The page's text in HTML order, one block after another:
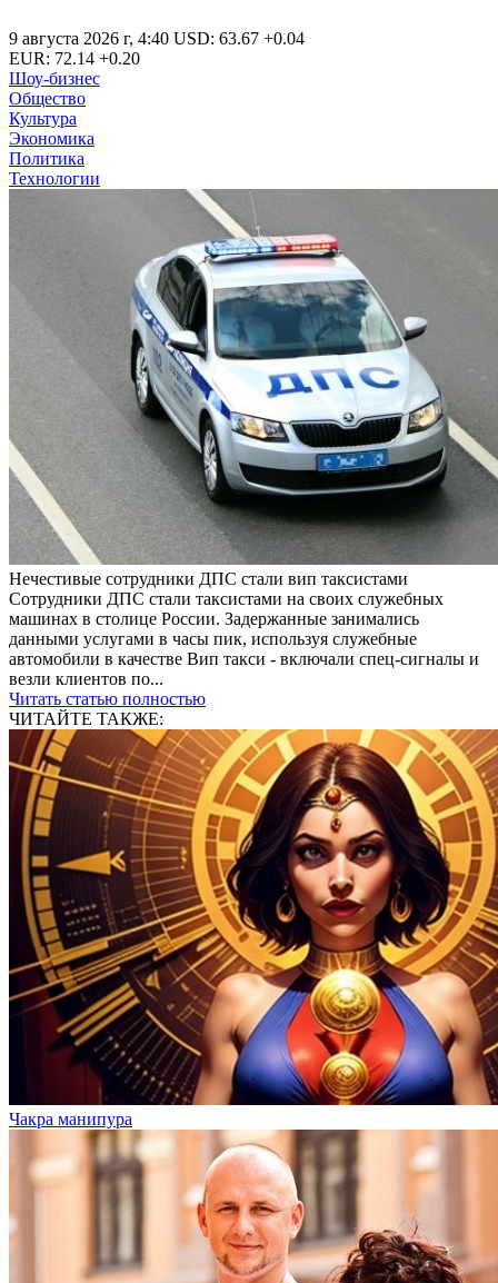
9 августа 2026 г, 4:40 USD: 63.67 +0.04
EUR: 72.14 +0.20
Шоу-бизнес
Общество
Культура
Экономика
Политика
Технологии
Нечестивые сотрудники ДПС стали вип таксистами
Сотрудники ДПС стали таксистами на своих служебных
машинах в столице России. Задержанные занимались
данными услугами в часы пик, используя служебные
автомобили в качестве Вип такси - включали спец-сигналы и
везли клиентов по...
Читать статью полностью
ЧИТАЙТЕ ТАКЖЕ:
Чакра манипура